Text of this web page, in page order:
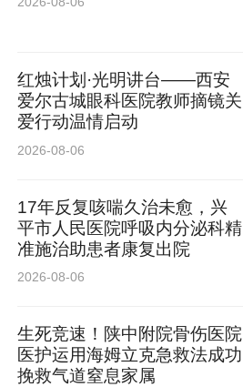
红烛计划·光明讲台——西安
爱尔古城眼科医院教师摘镜关
爱行动温情启动
2026-08-06
17年反复咳喘久治未愈，兴
平市人民医院呼吸内分泌科精
准施治助患者康复出院
2026-08-06
生死竞速！陕中附院骨伤医院
医护运用海姆立克急救法成功
挽救气道窒息家属